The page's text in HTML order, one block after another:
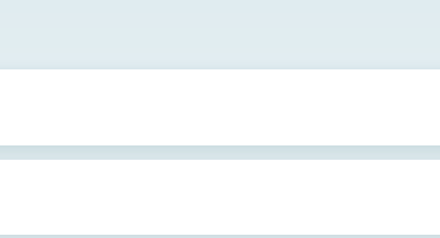
為國家邁出合作第一步
史性突破 總統強調將以3大面向加速臺灣經濟轉型升級 籲